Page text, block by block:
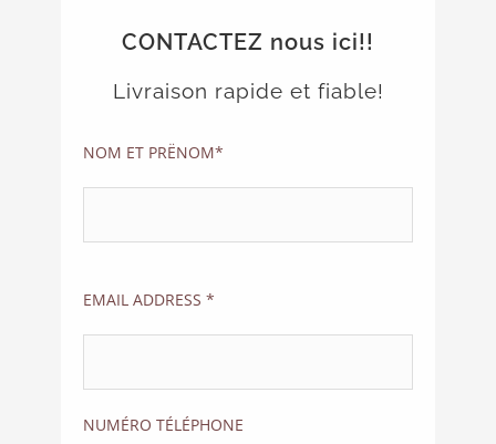
CONTACTEZ nous ici!!
Livraison rapide et fiable!
NOM ET PRËNOM*
EMAIL ADDRESS *
NUMÉRO TÉLÉPHONE